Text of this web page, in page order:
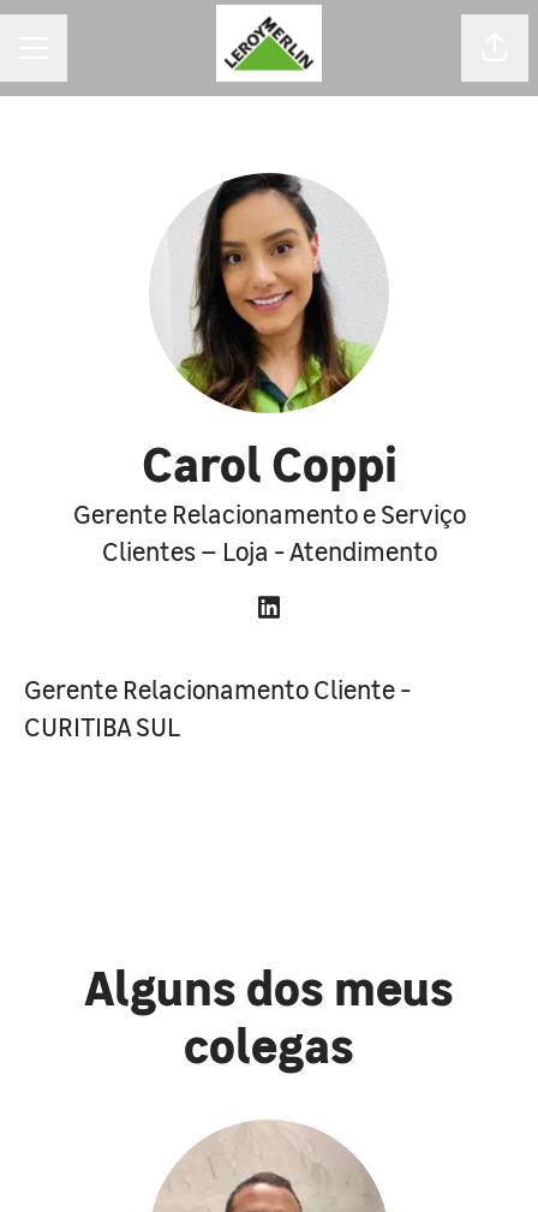
Carol Coppi
Gerente Relacionamento e Serviço
Clientes – Loja - Atendimento
Gerente Relacionamento Cliente -
CURITIBA SUL
Alguns dos meus
colegas